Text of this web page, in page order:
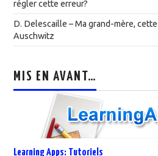
régler cette erreur?
D. Delescaille – Ma grand-mère,
Auschwitz
MIS EN AVANT…
Learning Apps: Tutoriels